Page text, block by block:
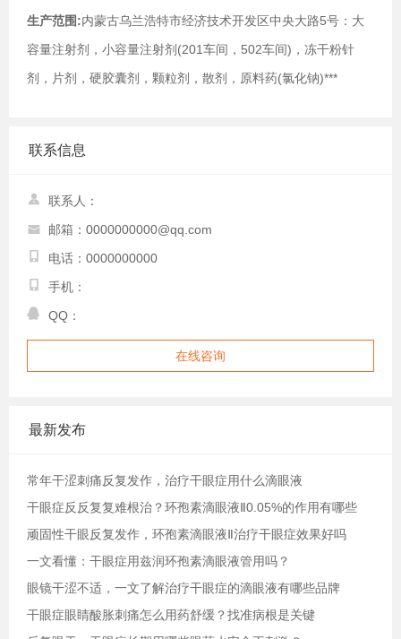
生产范围:内蒙古乌兰浩特市经济技术开发区中央大路5号：大
容量注射剂，小容量注射剂(201车间，502车间)，冻干粉针
剂，片剂，硬胶囊剂，颗粒剂，散剂，原料药(氯化钠)***
联系信息
联系人：
邮箱：0000000000@qq.com
电话：0000000000
手机：
QQ：
在线咨询
最新发布
常年干涩刺痛反复发作，治疗干眼症用什么滴眼液
干眼症反反复复难根治？环孢素滴眼液Ⅱ0.05%的作用有哪些
顽固性干眼反复发作，环孢素滴眼液Ⅱ治疗干眼症效果好吗
一文看懂：干眼症用兹润环孢素滴眼液管用吗？
眼镜干涩不适，一文了解治疗干眼症的滴眼液有哪些品牌
干眼症眼睛酸胀刺痛怎么用药舒缓？找准病根是关键